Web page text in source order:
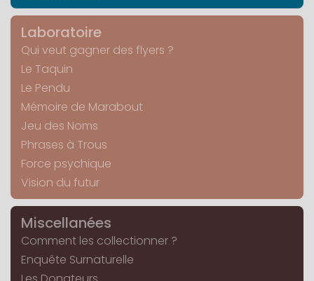
Laboratoire
Qui veut gagner des flyers ?
Le Taquin
Le Pendu
Mémoire de Marabout
Jeu des Noms
Phrases à Trous
Force psychique
Vision du futur
Miscellanées
Comment les collectionner ?
Enquête Surnaturelle